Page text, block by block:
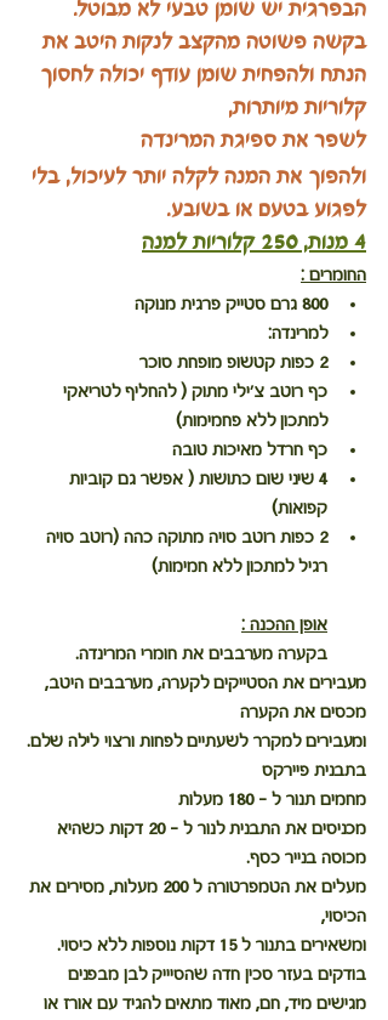
הבפרגית יש שומן טבעי לא מבוטל.
בקשה פשוטה מהקצב לנקות היטב את
הנתח ולהפחית שומן עודף יכולה לחסוך
קלוריות מיותרות,
לשפר את ספיגת המרינדה
ולהפוך את המנה לקלה יותר לעיכול, בלי
לפגוע בטעם או בשובע.
4 מנות, 250 קלוריות למנה
החומרים :
800 גרם סטייק פרגית מנוקה
למרינדה:
2 כפות קטשופ מופחת סוכר
כף רוטב צ'ילי מתוק ( להחליף לטריאקי
למתכון ללא פחמימות)
כף חרדל מאיכות טובה
4 שיני שום כתושות ( אפשר גם קוביות
קפואות)
2 כפות רוטב סויה מתוקה כהה (רוטב סויה
רגיל למתכון ללא חמימות)
אופן ההכנה :
בקערה מערבבים את חומרי המרינדה.
מעבירים את הסטייקים לקערה, מערבבים היטב,
מכסים את הקערה
ומעבירים למקרר לשעתיים לפחות ורצוי לילה שלם.
בתבנית פיירקס
מחמים תנור ל - 180 מעלות
מכניסים את התבנית לנור ל - 20 דקות כשהיא
מכוסה בנייר כסף.
מעלים את הטמפרטורה ל 200 מעלות, מסירים את
הכיסוי,
ומשאירים בתנור ל 15 דקות נוספות ללא כיסוי.
בודקים בעזר סכין חדה שהסיייק לבן מבפנים
מגישים מיד, חם, מאוד מתאים להגיד עם אורז או